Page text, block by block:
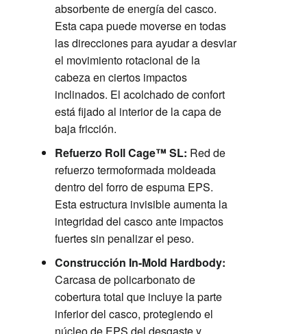
absorbente de energía del casco.
Esta capa puede moverse en todas
las direcciones para ayudar a desviar
el movimiento rotacional de la
cabeza en ciertos impactos
inclinados. El acolchado de confort
está fijado al interior de la capa de
baja fricción.
Refuerzo Roll Cage™ SL: Red de
refuerzo termoformada moldeada
dentro del forro de espuma EPS.
Esta estructura invisible aumenta la
integridad del casco ante impactos
fuertes sin penalizar el peso.
Construcción In-Mold Hardbody:
Carcasa de policarbonato de
cobertura total que incluye la parte
inferior del casco, protegiendo el